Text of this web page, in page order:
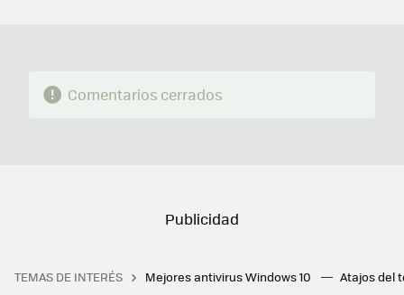
Comentarios cerrados
TEMAS DE INTERÉS Mejores antivirus Windows 10 Atajos del